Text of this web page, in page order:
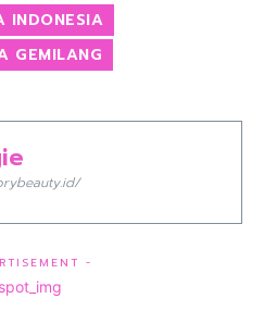
INDONESIA
GEMILANG
-